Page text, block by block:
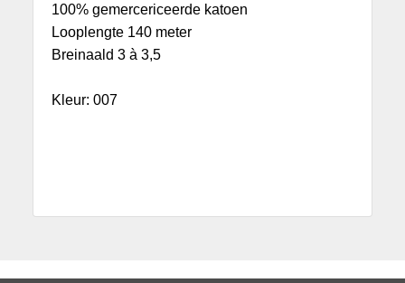
100% gemercericeerde katoen
Looplengte 140 meter
Breinaald 3 à 3,5
Kleur: 007